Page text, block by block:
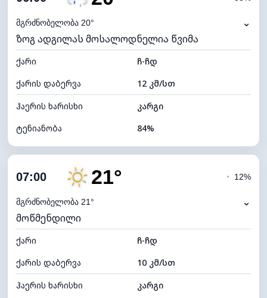
ნამის წერტილი
ხილვადობა
10 კმ
განათების ინდექსი 0 (ბნელი)
ღრუბლის სიმაღლე 10080 მ
მგრძნობელობა 20° ⌄
ზოგ ადგილას მოსალოდნელია წვიმა
ქარი
ჩ-ჩდ
ქარის დაბერვა
12 კმ/სთ
ჰაერის ხარისხი
კარგი
ტენიანობა
84%
ღრუბლიანობა
ნამის წერტილი
ხილვადობა
განათების ინდექსი 0 (ბნელი)
ღრუბლის სიმაღლე 6240 მ
07:00 21°
მგრძნობელობა 21°
◔ 12%
⌄
მოწმენდილი
ქარი
ჩ-ჩდ
ქარის დაბერვა
10 კმ/სთ
ჰაერის ხარისხი
კარგი